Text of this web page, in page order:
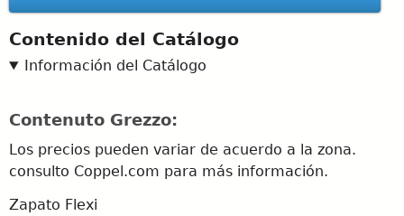
Contenido del Catálogo
Información del Catálogo
Contenuto Grezzo:
Los precios pueden variar de acuerdo a la zona.
consulto Coppel.com para más información.
Zapato Flexi